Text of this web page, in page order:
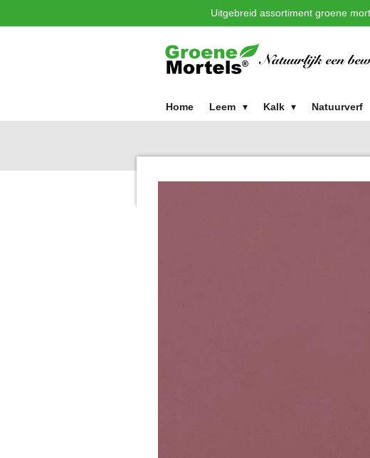
Uitgebreid assortiment groene
Home Leem Kalk Natuurverf